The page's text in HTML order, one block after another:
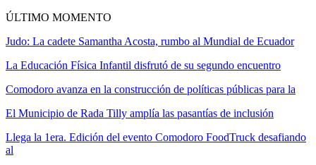
ÚLTIMO MOMENTO
Judo: La cadete Samantha Acosta, rumbo al Mundial de Ecuador
La Educación Física Infantil disfrutó de su segundo encuentro
Comodoro avanza en la construcción de políticas públicas para la
El Municipio de Rada Tilly amplía las pasantías de inclusión
Llega la 1era. Edición del evento Comodoro FoodTruck desafiando
al